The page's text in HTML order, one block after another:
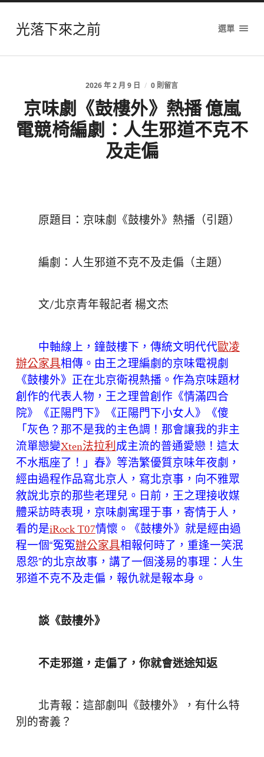
光落下來之前 選單
2026 年 2 月 9 日 / 0 則留言
京味劇《鼓樓外》熱播 億嵐
電競椅編劇：人生邪道不克不
及走偏
原題目：京味劇《鼓樓外》熱播（引題）
編劇：人生邪道不克不及走偏（主題）
文/北京青年報記者 楊文杰
中軸線上，鐘鼓樓下，傳統文明代代歐凌
辦公家具相傳。由王之理編劇的京味電視劇
《鼓樓外》正在北京衛視熱播。作為京味題材
創作的代表人物，王之理曾創作《情滿四合
院》《正陽門下》《正陽門下小女人》《傻
「灰色？那不是我的主色調！那會讓我的非主
流單戀變Xten法拉利成主流的普通愛戀！這太
不水瓶座了！」春》等浩繁優質京味年夜劇，
經由過程作品寫北京人，寫北京事，向不雅眾
敘說北京的那些老理兒。日前，王之理接收媒
體采訪時表現，京味劇寓理于事，寄情于人，
看的是iRock T07情懷。《鼓樓外》就是經由過
程一個“冤冤辦公家具相報何時了，重逢一笑泯
恩怨”的北京故事，講了一個淺易的事理：人生
邪道不克不及走偏，報仇就是報本身。
談《鼓樓外》
不走邪道，走偏了，你就會迷途知返
北青報：這部劇叫《鼓樓外》，有什么特
別的寄義？